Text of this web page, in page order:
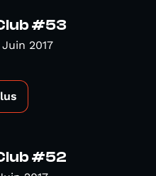
#53
2017
#52